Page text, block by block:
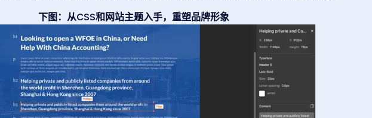
下图：从CSS和网站主题入手，重塑品牌形象